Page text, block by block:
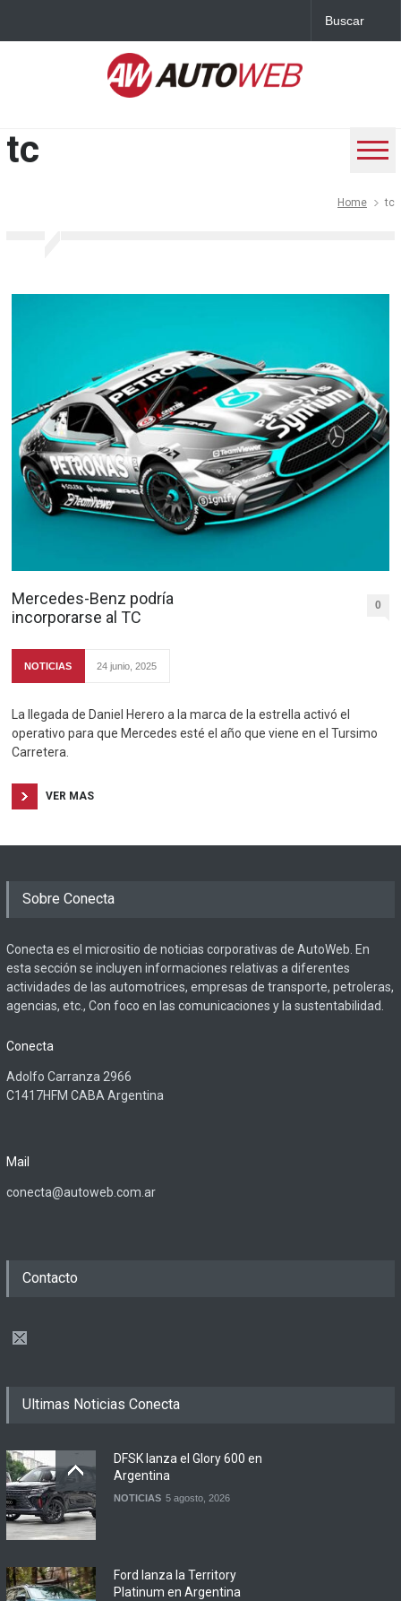
tc
Home tc
Mercedes-Benz podría
incorporarse al TC
0
NOTICIAS 24 junio, 2025
La llegada de Daniel Herero a la marca de la estrella activó el
operativo para que Mercedes esté el año que viene en el Tursimo
Carretera.
VER MAS
Sobre Conecta
Conecta es el micrositio de noticias corporativas de AutoWeb. En
esta sección se incluyen informaciones relativas a diferentes
actividades de las automotrices, empresas de transporte, petroleras,
agencias, etc., Con foco en las comunicaciones y la sustentabilidad.
Conecta
Adolfo Carranza 2966
C1417HFM CABA Argentina
Mail
conecta@autoweb.com.ar
Contacto
Ultimas Noticias Conecta
DFSK lanza el Glory 600 en
Argentina
NOTICIAS 5 agosto, 2026
Ford lanza la Territory
Platinum en Argentina